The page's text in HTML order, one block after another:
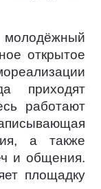
открытое
приходят
работают
а также
и общения.
площадку